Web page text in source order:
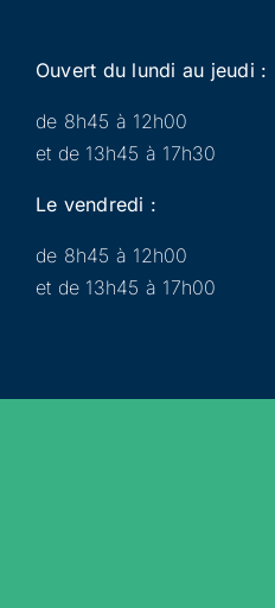
Ouvert du lundi au jeudi :
de 8h45 à 12h00
et de 13h45 à 17h30
Le vendredi :
de 8h45 à 12h00
et de 13h45 à 17h00